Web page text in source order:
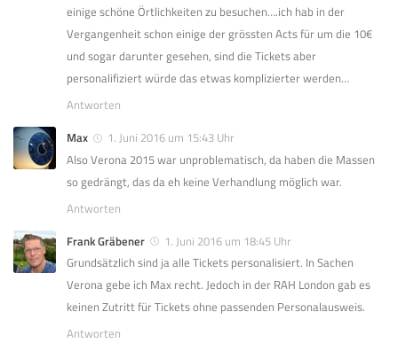
einige schöne Örtlichkeiten zu besuchen….ich hab in der
Vergangenheit schon einige der grössten Acts für um die 10€
und sogar darunter gesehen, sind die Tickets aber
personalifiziert würde das etwas komplizierter werden…
Antworten
Max
1. Juni 2016 um 15:43 Uhr
Also Verona 2015 war unproblematisch, da haben die Massen
so gedrängt, das da eh keine Verhandlung möglich war.
Antworten
Frank Gräbener
1. Juni 2016 um 18:45 Uhr
Grundsätzlich sind ja alle Tickets personalisiert. In Sachen
Verona gebe ich Max recht. Jedoch in der RAH London gab es
keinen Zutritt für Tickets ohne passenden Personalausweis.
Antworten